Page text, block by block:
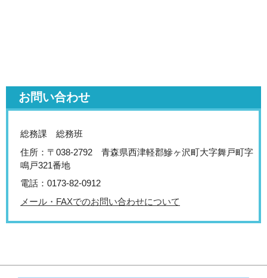
お問い合わせ
総務課 総務班
住所：〒038-2792 青森県西津軽郡鰺ヶ沢町大字舞戸町字
鳴戸321番地
電話：0173-82-0912
メール・FAXでのお問い合わせについて